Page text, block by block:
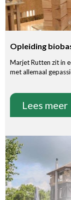
Opleiding
Marjet Rutten zit in
met allemaal
Lees meer